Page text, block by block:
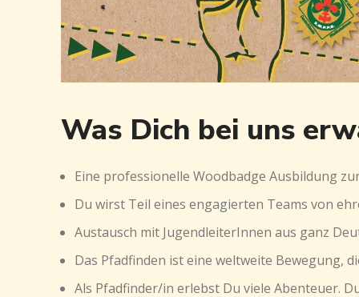
Was Dich bei uns
Eine professionelle Woodbadge Ausbildung
Du wirst Teil eines engagierten Teams von
Austausch mit JugendleiterInnen aus ganz
Das Pfadfinden ist eine weltweite Bewegung,
Als Pfadfinder/in erlebst Du viele Abenteuer.